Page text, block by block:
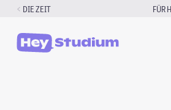
Zum
springen
DIE ZEIT FÜR